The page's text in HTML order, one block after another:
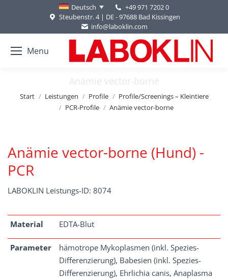
Deutsch
+49 971 7202 0
Steubenstr. 4 | DE - 97688 Bad Kissingen
info@laboklin.com
Menu
Anämie vector-borne
Sie befinden sich hier:
Start Leistungen Profile
Profile/Screenings – Kleintiere
PCR-Profile
Anämie vector-borne
Anämie vector-borne (Hund) -
PCR
LABOKLIN Leistungs-ID: 8074
Material EDTA-Blut
Parameter
hämotrope Mykoplasmen (inkl. Spezies-
Differenzierung), Babesien (inkl. Spezies-
Differenzierung), Ehrlichia canis, Anaplasma